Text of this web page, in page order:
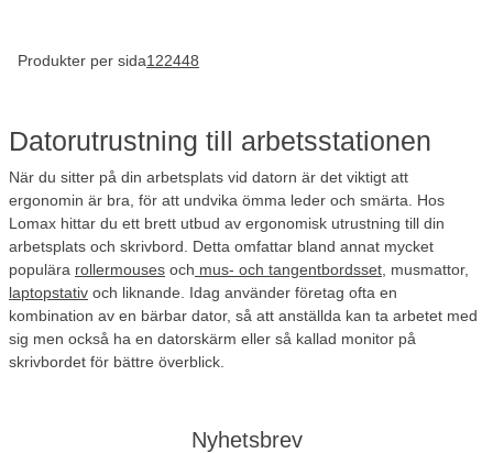
Produkter per sida122448
Datorutrustning till arbetsstationen
När du sitter på din arbetsplats vid datorn är det viktigt att
ergonomin är bra, för att undvika ömma leder och smärta. Hos
Lomax hittar du ett brett utbud av ergonomisk utrustning till din
arbetsplats och skrivbord. Detta omfattar bland annat mycket
populära rollermouses och mus- och tangentbordsset , musmattor,
laptopstativ och liknande. Idag använder företag ofta en
kombination av en bärbar dator, så att anställda kan ta arbetet med
sig men också ha en datorskärm eller så kallad monitor på
skrivbordet för bättre överblick.
Nyhetsbrev